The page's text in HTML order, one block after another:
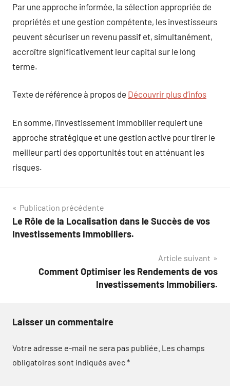
Par une approche informée, la sélection appropriée de
propriétés et une gestion compétente, les investisseurs
peuvent sécuriser un revenu passif et, simultanément,
accroître significativement leur capital sur le long
terme.
Texte de référence à propos de Découvrir plus d’infos
En somme, l’investissement immobilier requiert une
approche stratégique et une gestion active pour tirer le
meilleur parti des opportunités tout en atténuant les
risques.
Navigation
de
Publication précédente
Le Rôle de la Localisation dans le Succès de vos
Investissements Immobiliers.
Article suivant
Comment Optimiser les Rendements de vos
Investissements Immobiliers.
Laisser un commentaire
Votre adresse e-mail ne sera pas publiée. Les champs
obligatoires sont indiqués avec*